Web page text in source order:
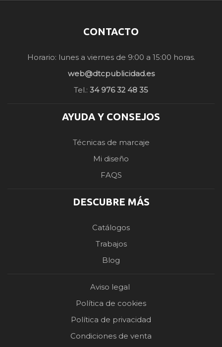
CONTACTO
Horario: lunes a viernes de 9:00 a 15:00 horas.
web@dtcpublicidad.es
Tel.: 34 976 32 48 35
AYUDA Y CONSEJOS
Técnicas de marcaje
Mi diseño
FAQS
DESCUBRE MÁS
Catálogos
Trabajos
Blog
Aviso legal
Política de cookies
Política de privacidad
Condiciones de venta